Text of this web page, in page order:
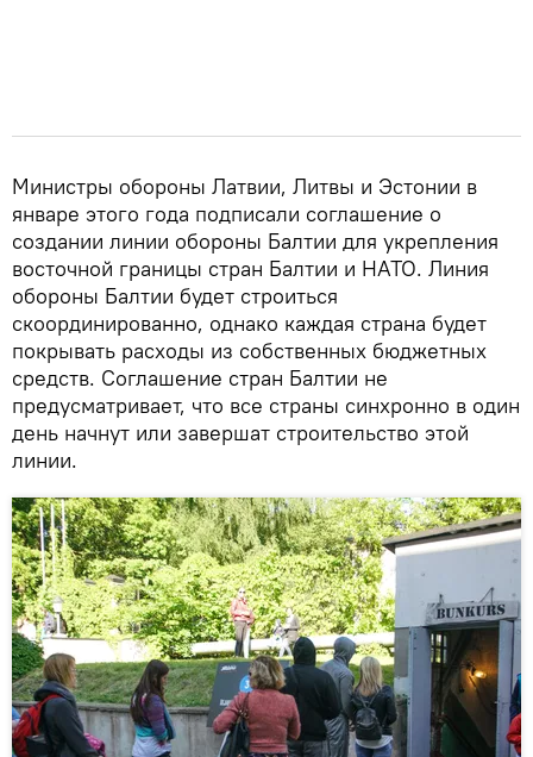
Министры обороны Латвии, Литвы и Эстонии в
январе этого года подписали соглашение о
создании линии обороны Балтии для укрепления
восточной границы стран Балтии и НАТО. Линия
обороны Балтии будет строиться
скоординированно, однако каждая страна будет
покрывать расходы из собственных бюджетных
средств. Соглашение стран Балтии не
предусматривает, что все страны синхронно в один
день начнут или завершат строительство этой
линии.